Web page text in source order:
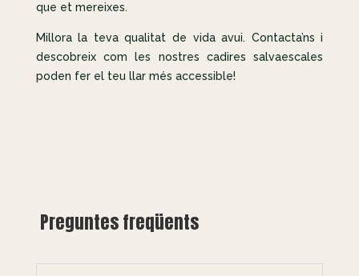
que et mereixes.
Millora la teva qualitat de vida avui. Contacta’ns i
descobreix com les nostres cadires salvaescales
poden fer el teu llar més accessible!
Preguntes freqüents